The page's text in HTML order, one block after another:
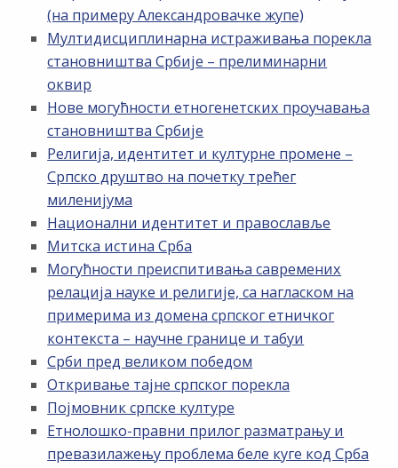
(на примеру Александровачке жупе)
Мултидисциплинарна истраживања порекла
становништва Србије – прелиминарни
оквир
Нове могућности етногенетских проучавања
становништва Србије
Религија, идентитет и културне промене –
Српско друштво на почетку трећег
миленијума
Национални идентитет и православље
Митска истина Срба
Могућности преиспитивања савремених
релација науке и религије, са нагласком на
примерима из домена српског етничког
контекста – научне границе и табуи
Срби пред великом победом
Откривање тајне српског порекла
Појмовник српске културе
Етнолошко-правни прилог разматрању и
превазилажењу проблема беле куге код Срба